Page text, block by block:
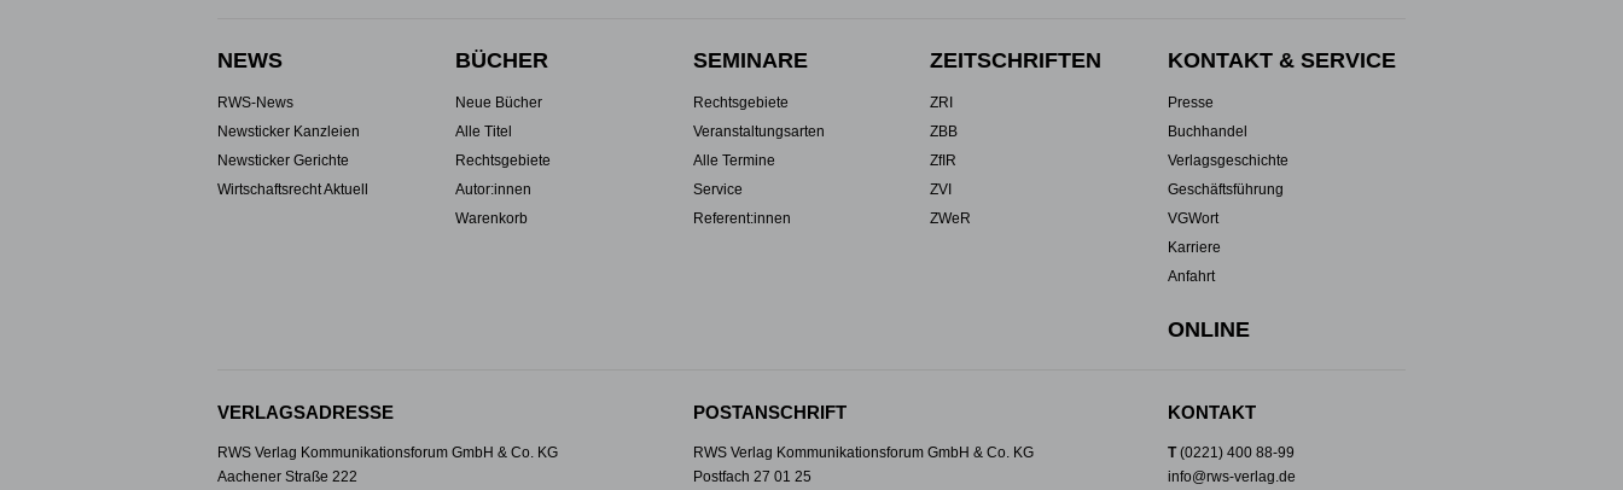
NEWS
RWS-News
Newsticker Kanzleien
Newsticker Gerichte
Wirtschaftsrecht Aktuell
BÜCHER
Neue Bücher
Alle Titel
Rechtsgebiete
Autor:innen
Warenkorb
SEMINARE
Rechtsgebiete
Veranstaltungsarten
Alle Termine
Service
Referent:innen
ZEITSCHRIFTEN
ZRI
ZBB
ZfIR
ZVI
ZWeR
KONTAKT & SERVICE
Presse
Buchhandel
Verlagsgeschichte
Geschäftsführung
VGWort
Karriere
Anfahrt
ONLINE
VERLAGSADRESSE
RWS Verlag Kommunikationsforum GmbH & Co. KG
Aachener Straße 222
POSTANSCHRIFT
RWS Verlag Kommunikationsforum GmbH & Co. KG
Postfach 27 01 25
KONTAKT
T(0221) 400 88-99
info@rws-verlag.de